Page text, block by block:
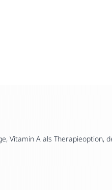
Vitamin A als Therapieoption,